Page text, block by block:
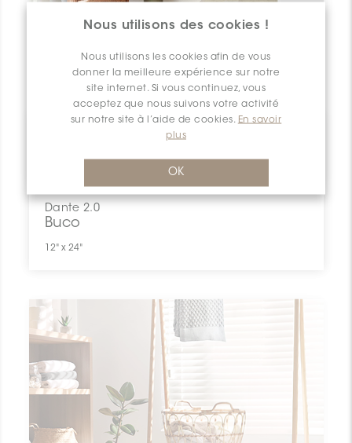
Nous utilisons des cookies !
Nous utilisons les cookies afin de vous
donner la meilleure expérience sur notre
site internet. Si vous continuez, vous
acceptez que nous suivons votre activité
sur notre site à l’aide de cookies. En savoir
plus
OK
Dante 2.0
Buco
12" x 24"